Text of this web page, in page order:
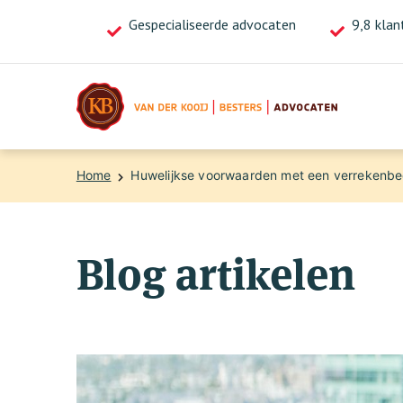
Gespecialiseerde advocaten 9,8
Bel ons nu voor direct advies! 020-4713718
Home Huwelijkse voorwaarden met een
Blog artikelen